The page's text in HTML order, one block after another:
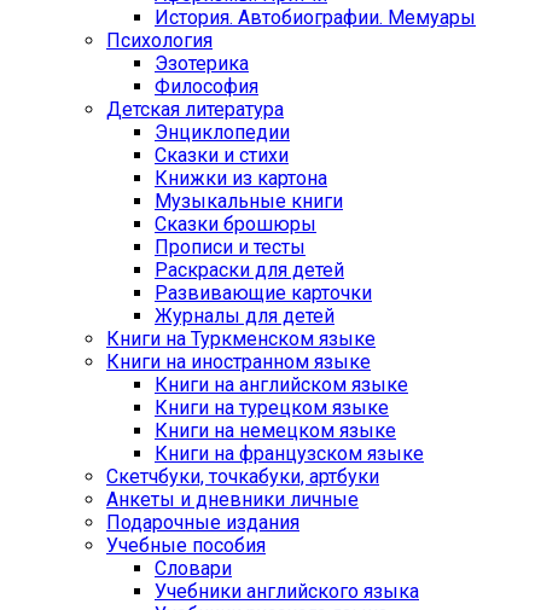
История. Автобиографии. Мемуары
Психология
Эзотерика
Философия
Детская литература
Энциклопедии
Сказки и стихи
Книжки из картона
Музыкальные книги
Сказки брошюры
Прописи и тесты
Раскраски для детей
Развивающие карточки
Журналы для детей
Книги на Туркменском языке
Книги на иностранном языке
Книги на английском языке
Книги на турецком языке
Книги на немецком языке
Книги на французском языке
Cкетчбуки, точкабуки, артбуки
Анкеты и дневники личные
Подарочные издания
Учебные пособия
Словари
Учебники английского языка